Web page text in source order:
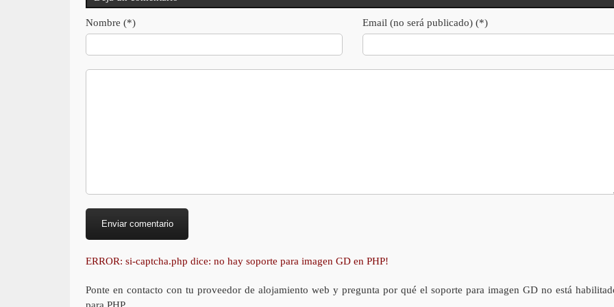
Nombre (*) Email (no será publicado) (*)
ERROR: si-captcha.php dice: no hay soporte para imagen GD en PHP!
Ponte en contacto con tu proveedor de alojamiento web y pregunta por qué el soporte para imagen GD no está